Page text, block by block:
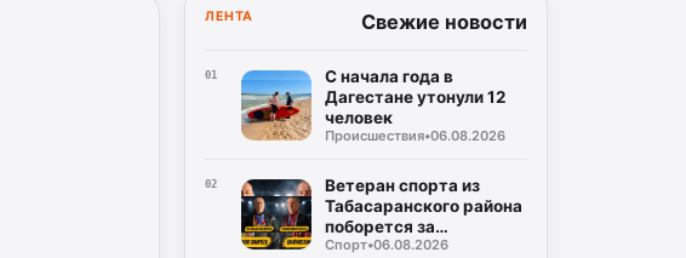
ЛЕНТА Свежие новости
01
С начала года в
Дагестане утонули 12
человек
Происшествия•06.08.2026
02
Ветеран спорта из
Табасаранского района
поборется за
объединение двух
Спорт•06.08.2026